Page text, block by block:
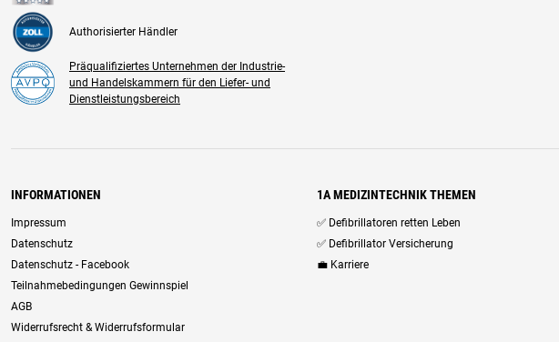
Authorisierter Händler
Präqualifiziertes Unternehmen der Industrie-
und Handelskammern für den Liefer- und
Dienstleistungsbereich
INFORMATIONEN
Impressum
Datenschutz
Datenschutz - Facebook
Teilnahmebedingungen Gewinnspiel
AGB
Widerrufsrecht & Widerrufsformular
1A MEDIZINTECHNIK THEMEN
✅ Defibrillatoren retten Leben
✅ Defibrillator Versicherung
💼 Karriere